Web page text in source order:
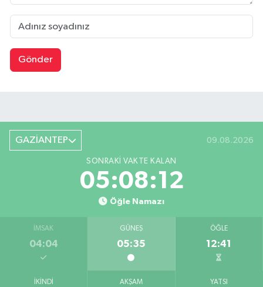
Gönder
GAZİANTEP 09.08.2026
SONRAKI VAKTE KALAN
05:08:11
Öğle Namazı
İMSAK
04:04
GÜNEŞ
05:35
ÖĞLE
12:41
İKINDI AKŞAM YATSI